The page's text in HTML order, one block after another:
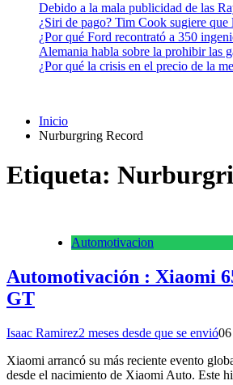
Debido a la mala publicidad de las
¿Siri de pago? Tim Cook sugiere
¿Por qué Ford recontrató a 350
Alemania habla sobre la prohibir las
¿Por qué la crisis en el precio de la
Inicio
Nurburgring Record
Etiqueta:
Automotivacion
Automotivación : Xiaomi
GT
Isaac Ramirez2 meses desde que se envió0
Xiaomi arrancó su más reciente evento
desde el nacimiento de Xiaomi Auto. Este